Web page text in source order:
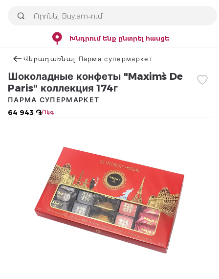
Խնդրում ենք ընտրել հասցե
Վերադառնալ Парма супермаркет
Шоколадные конфеты "Maxim`s De
Paris" коллекция 174г
64 943 ֏/ 1կգ
ПАРМА СУПЕРМАРКЕТ